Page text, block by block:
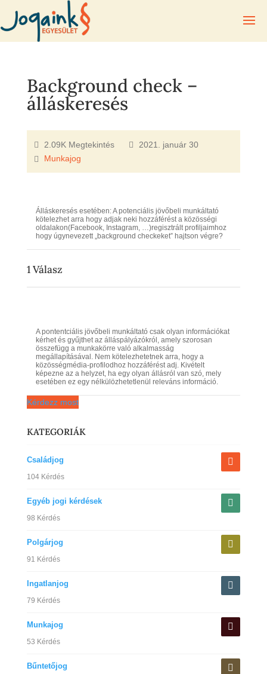
Background check –
álláskeresés
2.09K Megtekintés
2021. január 30
Munkajog
Álláskeresés esetében: A potenciális jövőbeli munkáltató
kötelezhet arra hogy adjak neki hozzáférést a közösségi
oldalakon(Facebook, Instagram, …)regisztrált profiljaimhoz
hogy úgynevezett „background checkeket” hajtson végre?
1Válasz
A pontentciális jövőbeli munkáltató csak olyan információkat
kérhet és gyűjthet az álláspályázókról, amely szorosan
összefügg a munkakörre való alkalmasság
megállapításával. Nem kötelezhetetnek arra, hogy a
közösségmédia-profilodhoz hozzáférést adj. Kivételt
képezne az a helyzet, ha egy olyan állásról van szó, mely
esetében ez egy nélkülözhetetlenül releváns információ.
Kérdezz most
KATEGORIÁK
Családjog
104 Kérdés
Egyéb jogi kérdések
98 Kérdés
Polgárjog
91 Kérdés
Ingatlanjog
79 Kérdés
Munkajog
53 Kérdés
Bűntetőjog